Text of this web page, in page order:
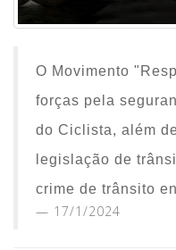
O Movimento
forças pela
do Ciclista, além
legislação de
crime de trânsito
17/1/2024